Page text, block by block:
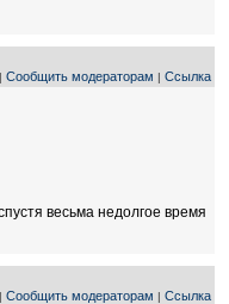
| Сообщить модераторам | Ссылка
весьма недолгое время
| Сообщить модераторам | Ссылка